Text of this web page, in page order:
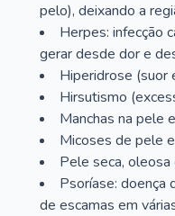
pelo), deixando a
Herpes: infecção
gerar desde dor e
Hiperidrose (suor
Hirsutismo
Manchas na pele
Micoses de pele
Pele seca,
Psoríase: doença
de escamas em